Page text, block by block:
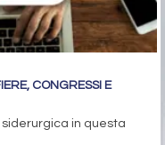
CONGRESSI E
in questa